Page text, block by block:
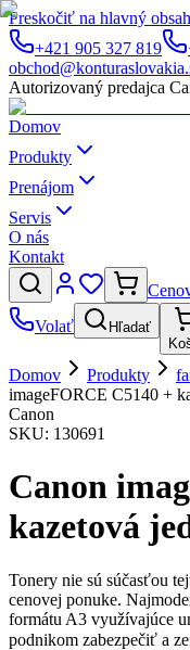
Preskočiť na hlavný obsah
+421 905 327 819
Autorizovaný predajca
Domov
Produkty
Prenájom
Servis
O nás
Kontakt
Volať
Hľadať
Domov Produkty
imageFORCE C5140 +
Canon
SKU: 130691
Canon
kazetová
Tonery nie sú súčasťou
cenovej ponuke.
formátu A3 využívajúce
podnikom zabezpečiť a